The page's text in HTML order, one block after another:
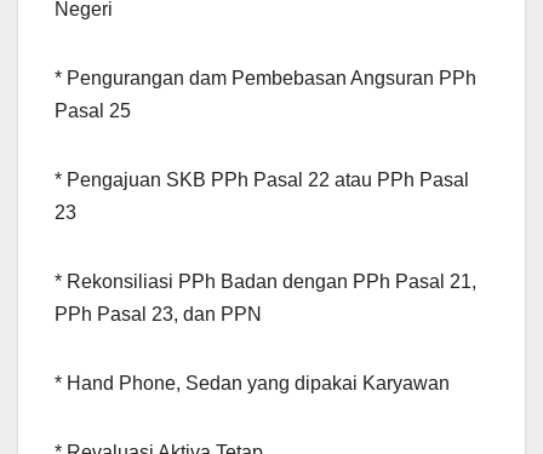
Negeri
* Pengurangan dam Pembebasan Angsuran PPh
Pasal 25
* Pengajuan SKB PPh Pasal 22 atau PPh Pasal
23
* Rekonsiliasi PPh Badan dengan PPh Pasal 21,
PPh Pasal 23, dan PPN
* Hand Phone, Sedan yang dipakai Karyawan